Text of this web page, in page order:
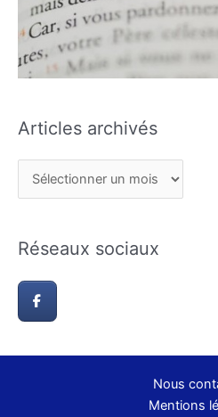
Articles archivés
Réseaux sociaux
Nous
Mentions